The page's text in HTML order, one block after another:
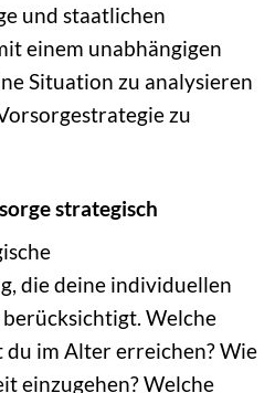
und staatlichen
einem unabhängigen
Situation zu analysieren
zu
strategisch
die deine individuellen
Welche
du im Alter erreichen? Wie
einzugehen? Welche